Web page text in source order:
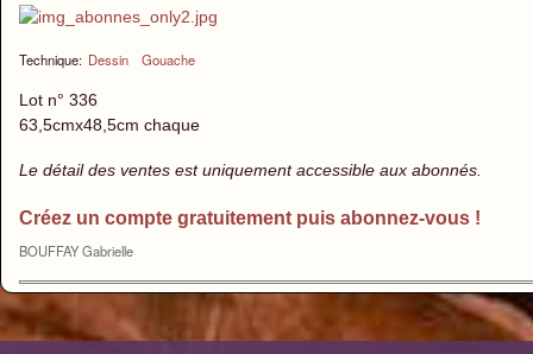
Technique: Dessin Gouache
Lot n° 336
63,5cmx48,5cm chaque
Le détail des ventes est uniquement accessible aux abonnés.
Créez un compte gratuitement puis abonnez-vous !
BOUFFAY Gabrielle